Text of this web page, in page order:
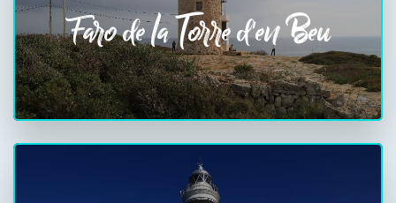
Faro de la Torre d'en Beu